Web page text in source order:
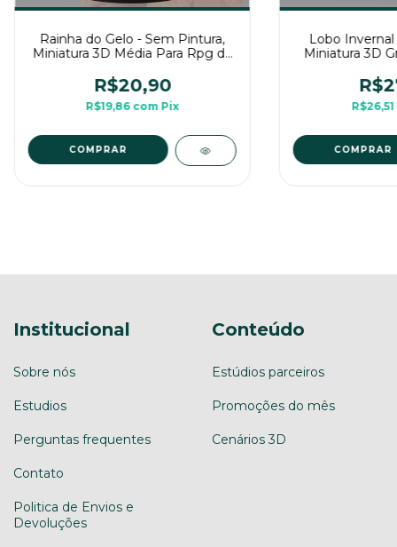
Rainha do Gelo - Sem Pintura,
Miniatura 3D Média Para Rpg de
R$20,90
R$19,86 com Pix
COMPRAR
Lobo
Miniatura 3D
R$26,51
COMPRAR
Institucional
Sobre nós
Estudios
Perguntas frequentes
Contato
Politica de Envios e
Devoluções
Conteúdo
Estúdios parceiros
Promoções do mês
Cenários 3D